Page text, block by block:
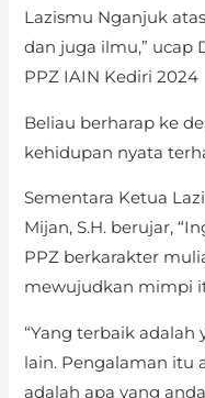
Lazismu Nganjuk
dan juga ilmu,” ucap
PPZ IAIN Kediri 2024
Beliau berharap ke
kehidupan nyata
Sementara Ketua
Mijan, S.H. berujar,
PPZ berkarakter
mewujudkan mimpi
“Yang terbaik
lain. Pengalaman itu
adalah apa yang